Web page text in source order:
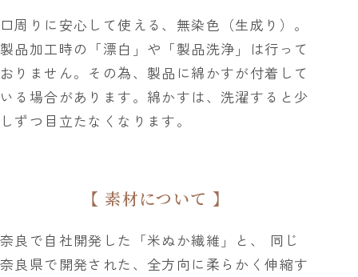
口周りに安心して使える、無染色（生成り）。
製品加工時の「漂白」や「製品洗浄」は行って
おりません。その為、製品に綿かすが付着して
いる場合があります。綿かすは、洗濯すると少
しずつ目立たなくなります。
【 素材について 】
奈良で自社開発した「米ぬか繊維」と、 同じ
奈良県で開発された、全方向に柔らかく伸縮す